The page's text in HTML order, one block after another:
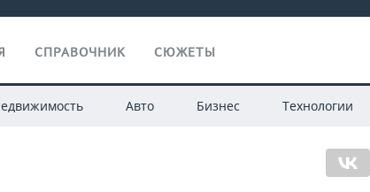
СПРАВОЧНИК СЮЖЕТЫ
Авто Бизнес Технологии